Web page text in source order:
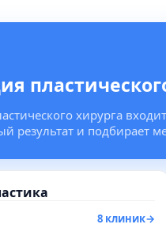
хирурга
результат и подбирает
8 клиник→